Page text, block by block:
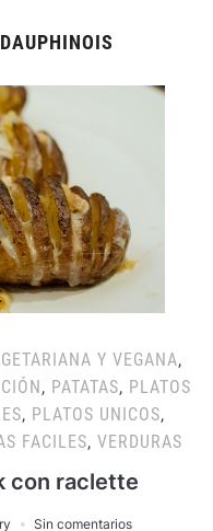
Y VEGANA,
, PATATAS, PLATOS
, PLATOS UNICOS,
FACILES, VERDURAS
con raclette
Sin comentarios